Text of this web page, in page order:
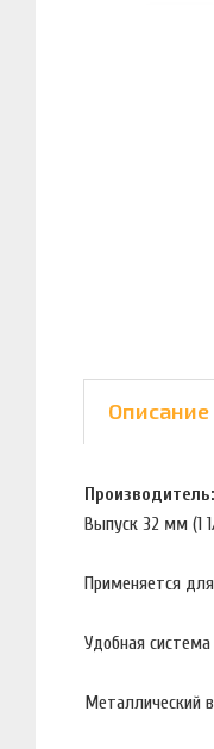
Описание
Выпуск 32 мм (1
Применяется
Удобная
Металлический